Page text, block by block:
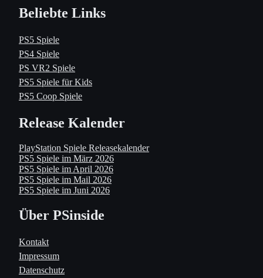
Beliebte Links
PS5 Spiele
PS4 Spiele
PS VR2 Spiele
PS5 Spiele für Kids
PS5 Coop Spiele
Release Kalender
PlayStation Spiele Releasekalender
PS5 Spiele im März 2026
PS5 Spiele im April 2026
PS5 Spiele im Mail 2026
PS5 Spiele im Juni 2026
Über PSinside
Kontakt
Impressum
Datenschutz